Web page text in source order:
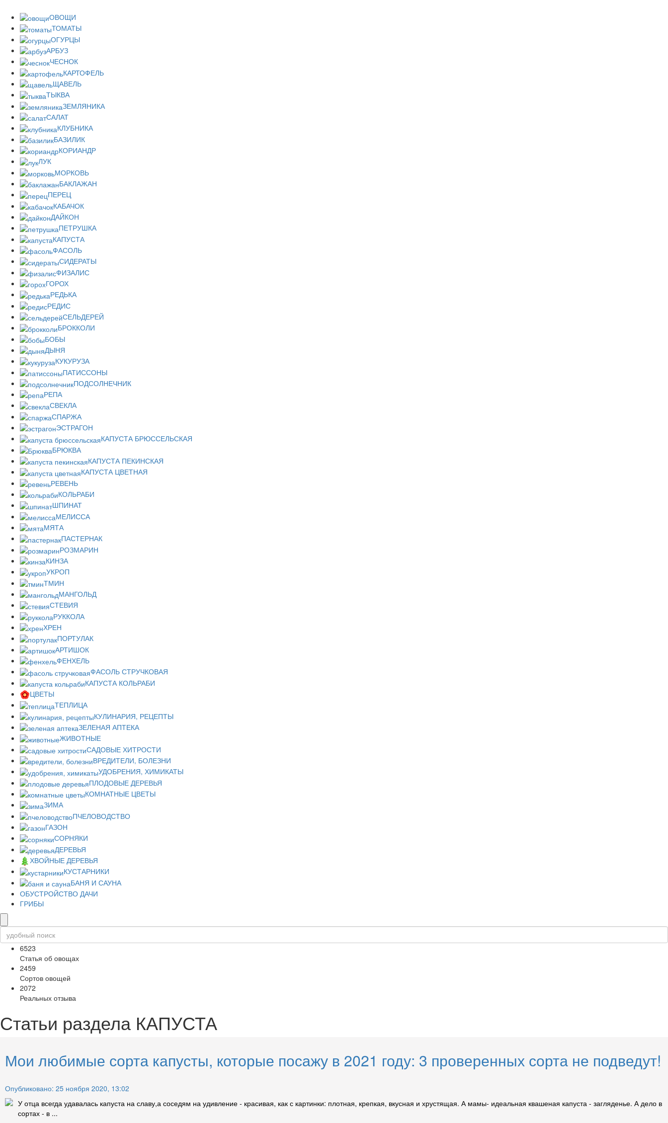
ОВОЩИ
ТОМАТЫ
ОГУРЦЫ
АРБУЗ
ЧЕСНОК
КАРТОФЕЛЬ
ЩАВЕЛЬ
ТЫКВА
ЗЕМЛЯНИКА
САЛАТ
КЛУБНИКА
БАЗИЛИК
КОРИАНДР
ЛУК
МОРКОВЬ
БАКЛАЖАН
ПЕРЕЦ
КАБАЧОК
ДАЙКОН
ПЕТРУШКА
КАПУСТА
ФАСОЛЬ
СИДЕРАТЫ
ФИЗАЛИС
ГОРОХ
РЕДЬКА
РЕДИС
СЕЛЬДЕРЕЙ
БРОККОЛИ
БОБЫ
ДЫНЯ
КУКУРУЗА
ПАТИССОНЫ
ПОДСОЛНЕЧНИК
РЕПА
СВЕКЛА
СПАРЖА
ЭСТРАГОН
КАПУСТА БРЮССЕЛЬСКАЯ
БРЮКВА
КАПУСТА ПЕКИНСКАЯ
КАПУСТА ЦВЕТНАЯ
РЕВЕНЬ
КОЛЬРАБИ
ШПИНАТ
МЕЛИССА
МЯТА
ПАСТЕРНАК
РОЗМАРИН
КИНЗА
УКРОП
ТМИН
МАНГОЛЬД
СТЕВИЯ
РУККОЛА
ХРЕН
ПОРТУЛАК
АРТИШОК
ФЕНХЕЛЬ
ФАСОЛЬ СТРУЧКОВАЯ
КАПУСТА КОЛЬРАБИ
ЦВЕТЫ
ТЕПЛИЦА
КУЛИНАРИЯ, РЕЦЕПТЫ
ЗЕЛЕНАЯ АПТЕКА
ЖИВОТНЫЕ
САДОВЫЕ ХИТРОСТИ
ВРЕДИТЕЛИ, БОЛЕЗНИ
УДОБРЕНИЯ, ХИМИКАТЫ
ПЛОДОВЫЕ ДЕРЕВЬЯ
КОМНАТНЫЕ ЦВЕТЫ
ЗИМА
ПЧЕЛОВОДСТВО
ГАЗОН
СОРНЯКИ
ДЕРЕВЬЯ
ХВОЙНЫЕ ДЕРЕВЬЯ
КУСТАРНИКИ
БАНЯ И САУНА
ОБУСТРОЙСТВО ДАЧИ
ГРИБЫ
6523
Статья об овощах
2459
Сортов овощей
2072
Реальных отзыва
Статьи раздела КАПУСТА
Мои любимые сорта капусты, которые посажу в 2021 году: 3 проверенных сорта не подведут!
Опубликовано: 25 ноября 2020, 13:02
У отца всегда удавалась капуста на славу,а соседям на удивление - красивая, как с картинки: плотная, крепкая, вкусная и хрустящая. А мамы- идеальная квашеная капуста - загляденье. А дело в
сортах - в ...